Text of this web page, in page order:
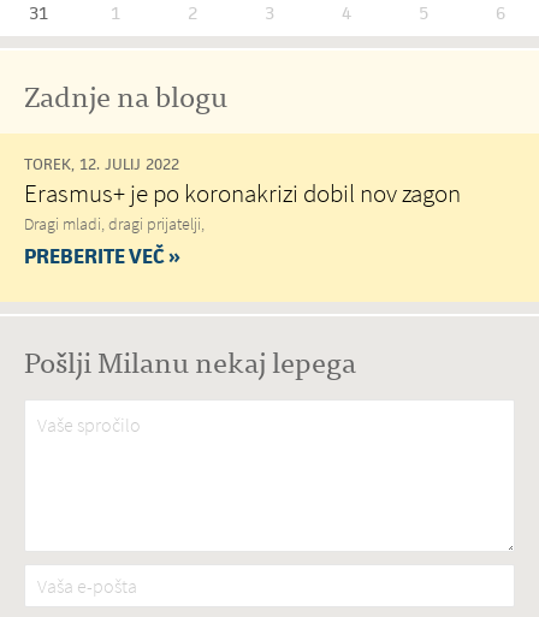
31
1 2 3 4 5 6
Zadnje na blogu
TOREK, 12. JULIJ 2022
Erasmus+ je po koronakrizi dobil nov zagon
Dragi mladi, dragi prijatelji,
PREBERITE VEČ »
Pošlji Milanu nekaj lepega
Vaše spročilo*
Vaša e-pošta*